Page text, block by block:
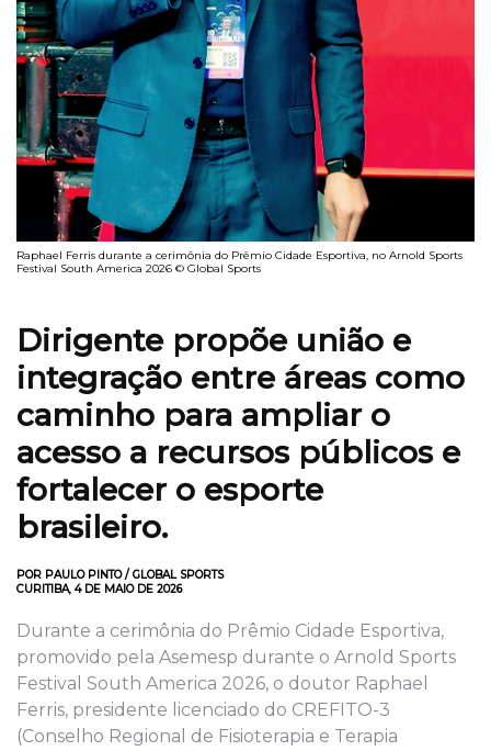
Raphael Ferris durante a cerimônia do Prêmio Cidade Esportiva, no Arnold Sports
Festival South America 2026 © Global Sports
Dirigente propõe união e
integração entre áreas como
caminho para ampliar o
acesso a recursos públicos e
fortalecer o esporte
brasileiro.
POR PAULO PINTO / GLOBAL SPORTS
CURITIBA, 4 DE MAIO DE 2026
Durante a cerimônia do Prêmio Cidade Esportiva,
promovido pela Asemesp durante o Arnold Sports
Festival South America 2026, o doutor Raphael
Ferris, presidente licenciado do CREFITO-3
(Conselho Regional de Fisioterapia e Terapia